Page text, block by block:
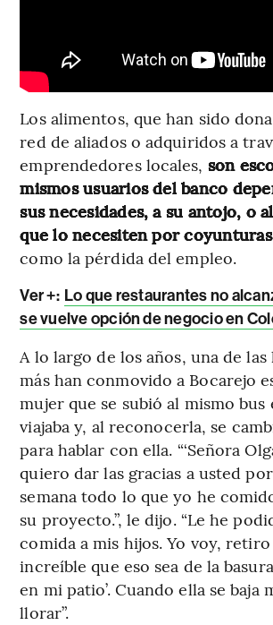
Los alimentos, que han sido
red de aliados o adquiridos a
emprendedores locales, son
mismos usuarios del banco
sus necesidades, a su antojo, o
que lo necesiten por
como la pérdida del empleo.
Ver +: Lo que restaurantes no
se vuelve opción de negocio en
A lo largo de los años, una de
más han conmovido a Bocarejo
mujer que se subió al mismo bus
viajaba y, al reconocerla, se
para hablar con ella. “‘Señora
quiero dar las gracias a usted
semana todo lo que yo he
su proyecto.”, le dijo. “Le he
comida a mis hijos. Yo voy,
increíble que eso sea de la
en mi patio’. Cuando ella se baja
llorar”.